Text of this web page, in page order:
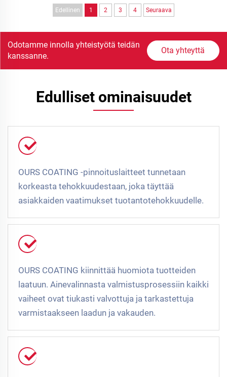
Edellinen 1 2 3 4 Seuraava
Odotamme innolla yhteistyötä teidän
kanssanne.
Ota yhteyttä
Edulliset ominaisuudet
OURS COATING -pinnoituslaitteet tunnetaan
korkeasta tehokkuudestaan, joka täyttää
asiakkaiden vaatimukset tuotantotehokkuudelle.
OURS COATING kiinnittää huomiota tuotteiden
laatuun. Ainevalinnasta valmistusprosessiin kaikki
vaiheet ovat tiukasti valvottuja ja tarkastettuja
varmistaakseen laadun ja vakauden.